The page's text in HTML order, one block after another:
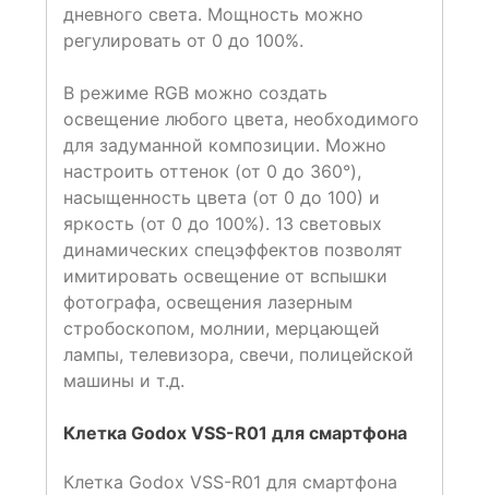
дневного света. Мощность можно
регулировать от 0 до 100%.
В режиме RGB можно создать
освещение любого цвета, необходимого
для задуманной композиции. Можно
настроить оттенок (от 0 до 360°),
насыщенность цвета (от 0 до 100) и
яркость (от 0 до 100%). 13 световых
динамических спецэффектов позволят
имитировать освещение от вспышки
фотографа, освещения лазерным
стробоскопом, молнии, мерцающей
лампы, телевизора, свечи, полицейской
машины и т.д.
Клетка Godox VSS-R01 для смартфона
Клетка Godox VSS-R01 для смартфона